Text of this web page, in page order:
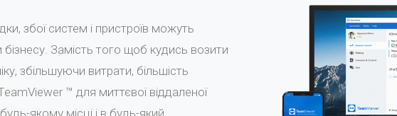
збої систем і пристроїв можуть
Замість того щоб кудись возити
збільшуючи витрати, більшість
™ для миттєвої віддаленої
якому місці і в будь-який